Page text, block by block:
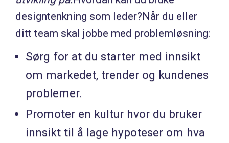
designtenkning som leder?Når du eller
ditt team skal jobbe med problemløsning:
Sørg for at du starter med innsikt
om markedet, trender og kundenes
problemer.
Promoter en kultur hvor du bruker
innsikt til å lage hypoteser om hva